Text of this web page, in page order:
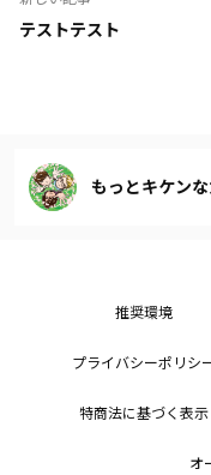
テストテスト
もっとキケン
推奨環境
プライバシーポリシ
特商法に基づく表示
オ